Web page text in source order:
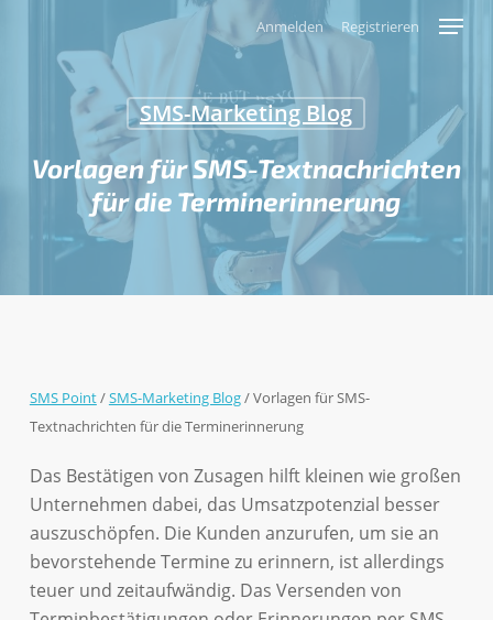
Anmelden Registrieren Menu
SMS-Marketing Blog
Vorlagen für SMS-Textnachrichten
für die Terminerinnerung
SMS Point/SMS-Marketing Blog/Vorlagen für SMS-
Textnachrichten für die Terminerinnerung
Das Bestätigen von Zusagen hilft kleinen wie großen
Unternehmen dabei, das Umsatzpotenzial besser
auszuschöpfen. Die Kunden anzurufen, um sie an
bevorstehende Termine zu erinnern, ist allerdings
teuer und zeitaufwändig. Das Versenden von